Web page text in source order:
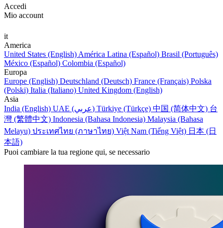
Accedi
Mio account
it
America
United States (English) América Latina (Español) Brasil (Português)
México (Español) Colombia (Español)
Europa
Europe (English) Deutschland (Deutsch) France (Français) Polska
(Polski) Italia (Italiano) United Kingdom (English)
Asia
India (English)
UAE (عربي) Türkiye (Türkçe) 中国 (简体中文) 台
灣 (繁體中文) Indonesia (Bahasa Indonesia) Malaysia (Bahasa
Melayu) ประเทศไทย (ภาษาไทย) Việt Nam (Tiếng Việt) 日本 (日
本語)
Puoi cambiare la tua regione qui, se necessario